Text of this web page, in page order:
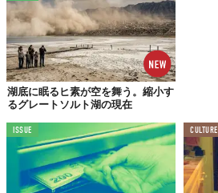
湖底に眠るヒ素が空を舞う。縮小す
るグレートソルト湖の現在
ISSUE CULTURE